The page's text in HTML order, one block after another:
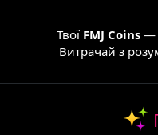
Твої FMJ Coins—
Витрачай з